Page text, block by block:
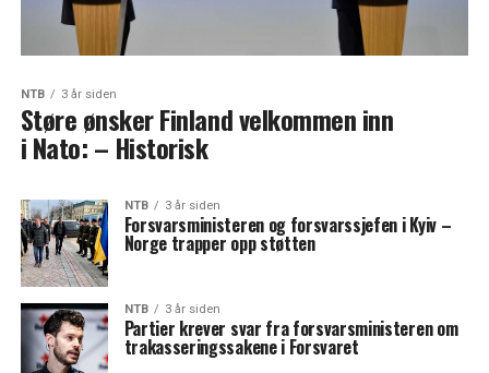
NTB 3 år siden
Støre ønsker Finland velkommen inn
i Nato: – Historisk
NTB 3 år siden
Forsvarsministeren og forsvarssjefen i Kyiv –
Norge trapper opp støtten
NTB 3 år siden
Partier krever svar fra forsvarsministeren om
trakasseringssakene i Forsvaret